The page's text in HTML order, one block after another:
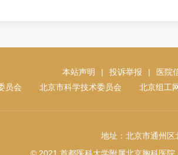
本站声明 | 投诉举报 | 医院
员会 北京市科学技术委员会 北京组工
地址：北京市通州